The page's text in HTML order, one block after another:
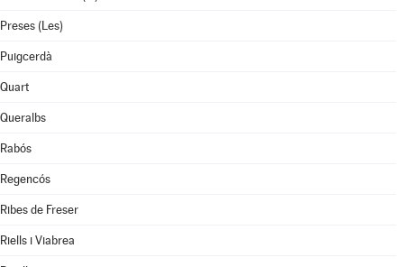
Preses (Les)
Puigcerdà
Quart
Queralbs
Rabós
Regencós
Ribes de Freser
Riells i Viabrea